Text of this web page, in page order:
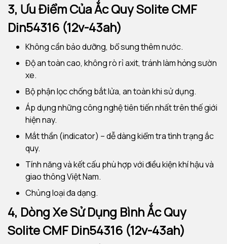
3, Ưu Điểm CủaẮc QuySolite CMF
Din54316 (12v-43ah)
Không cần bảo dưỡng, bổ sung thêm nước.
Độ an toàn cao, không rò rỉ axit, tránh làm hỏng sườn
xe.
Bộ phận lọc chống bắt lửa, an toàn khi sử dụng.
Áp dụng những công nghệ tiên tiến nhất trên thế giới
hiện nay.
Mắt thần (indicator) – dễ dàng kiểm tra tình trạng ắc
quy.
Tính năng và kết cấu phù hợp với điều kiện khí hậu và
giao thông Việt Nam.
Chủng loại đa dạng.
4, Dòng Xe Sử Dụng Bình Ắc Quy
Solite CMF Din54316 (12v-43ah)